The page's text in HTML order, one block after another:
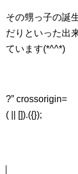
その甥っ子の誕
だりといった出
ています(*^^*)
?” crossorigin=
( || []).({});